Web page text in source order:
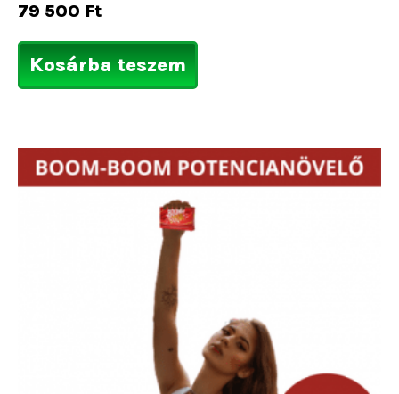
79 500 Ft
Kosárba teszem